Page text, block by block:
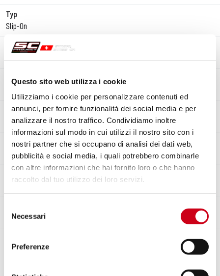
Questo sito web utilizza i cookie
Utilizziamo i cookie per personalizzare contenuti ed
annunci, per fornire funzionalità dei social media e per
analizzare il nostro traffico. Condividiamo inoltre
informazioni sul modo in cui utilizzi il nostro sito con i
nostri partner che si occupano di analisi dei dati web,
pubblicità e social media, i quali potrebbero combinarle
con altre informazioni che hai fornito loro o che hanno
raccolto dal tuo utilizzo dei loro servizi.
del
consenso
Necessari
Preferenze
Typ
Slip-On
Körpermaterial
Endkappenmaterial
Verbindungsrohrmaterial
Edelstahl AISI 304
Befestigungsart
Halterung
dB-killer
Nein
NUR FÜR DEN RENNEINSATZ
99 dB bei 4800 U/min